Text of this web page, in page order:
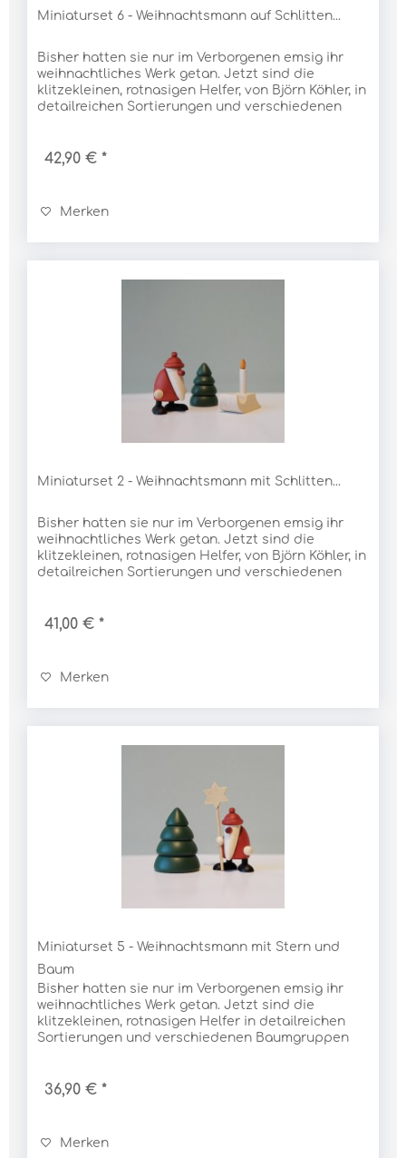
Miniaturset 6 - Weihnachtsmann auf Schlitten...
Bisher hatten sie nur im Verborgenen emsig ihr
weihnachtliches Werk getan. Jetzt sind die
klitzekleinen, rotnasigen Helfer, von Björn Köhler, in
detailreichen Sortierungen und verschiedenen
42,90 € *
Merken
Miniaturset 2 - Weihnachtsmann mit Schlitten...
Bisher hatten sie nur im Verborgenen emsig ihr
weihnachtliches Werk getan. Jetzt sind die
klitzekleinen, rotnasigen Helfer, von Björn Köhler, in
detailreichen Sortierungen und verschiedenen
41,00 € *
Merken
Miniaturset 5 - Weihnachtsmann mit Stern und
Baum
Bisher hatten sie nur im Verborgenen emsig ihr
weihnachtliches Werk getan. Jetzt sind die
klitzekleinen, rotnasigen Helfer in detailreichen
Sortierungen und verschiedenen Baumgruppen
36,90 € *
Merken